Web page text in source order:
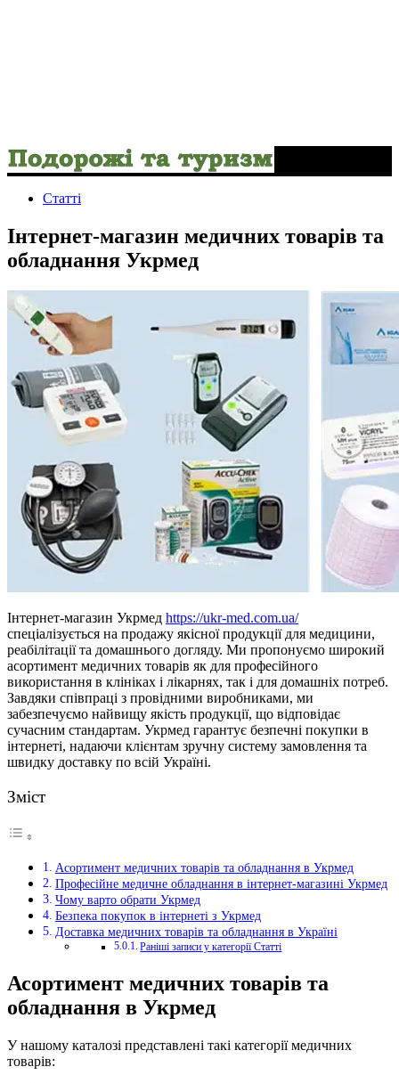
Статті
Інтернет-магазин медичних товарів та
обладнання Укрмед
Інтернет-магазин Укрмед https://ukr-med.com.ua/
спеціалізується на продажу якісної продукції для медицини,
реабілітації та домашнього догляду. Ми пропонуємо широкий
асортимент медичних товарів як для професійного
використання в клініках і лікарнях, так і для домашніх потреб.
Завдяки співпраці з провідними виробниками, ми
забезпечуємо найвищу якість продукції, що відповідає
сучасним стандартам. Укрмед гарантує безпечні покупки в
інтернеті, надаючи клієнтам зручну систему замовлення та
швидку доставку по всій Україні.
Зміст
Асортимент медичних товарів та обладнання в Укрмед
Професійне медичне обладнання в інтернет-магазині Укрмед
Чому варто обрати Укрмед
Безпека покупок в інтернеті з Укрмед
Доставка медичних товарів та обладнання в Україні
Раніші записи у категорії Статті
Асортимент медичних товарів та
обладнання в Укрмед
У нашому каталозі представлені такі категорії медичних
товарів: